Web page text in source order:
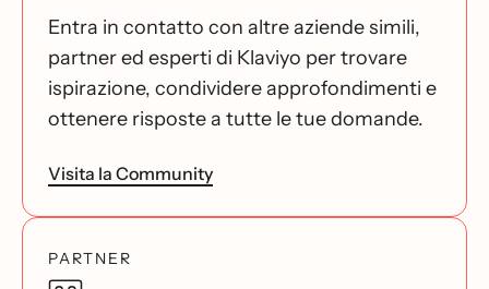
Entra in contatto con altre aziende simili,
partner ed esperti di Klaviyo per trovare
ispirazione, condividere approfondimenti e
ottenere risposte a tutte le tue domande.
Visita la Community
PARTNER